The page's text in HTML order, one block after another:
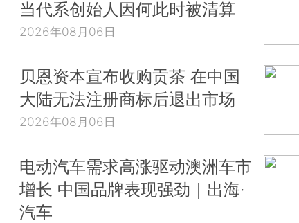
当代系创始人因何此时被清算
2026年08月06日
贝恩资本宣布收购贡茶 在中国
大陆无法注册商标后退出市场
2026年08月06日
电动汽车需求高涨驱动澳洲车市
增长 中国品牌表现强劲｜出海·
汽车